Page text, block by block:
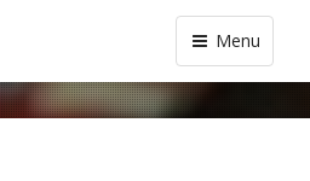
Menu